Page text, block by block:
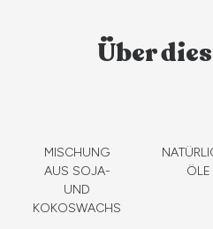
Über
MISCHUNG
AUS SOJA-
UND
KOKOSWACHS
ÖLE